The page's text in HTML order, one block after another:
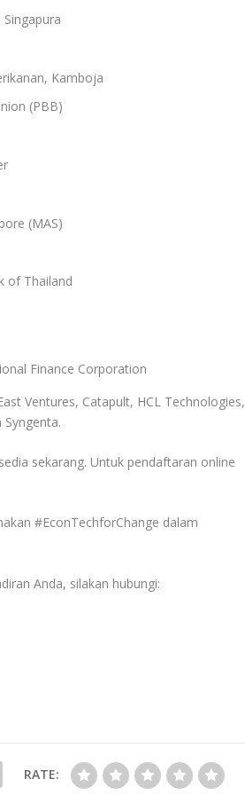
Kamboja
(PBB)
(MAS)
of Thailand
Finance Corporation
Ventures, Catapult, HCL Technologies,
sekarang. Untuk pendaftaran online
#EconTechforChange dalam
Anda, silakan hubungi:
RATE: